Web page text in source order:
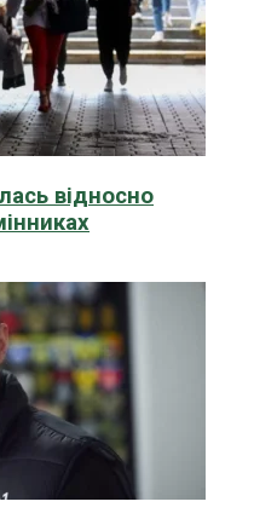
відносно